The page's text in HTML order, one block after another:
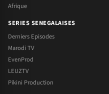
Afrique
SERIES SENEGALAISES
Derniers Episodes
Marodi TV
EvenProd
LEUZTV
Pikini Production